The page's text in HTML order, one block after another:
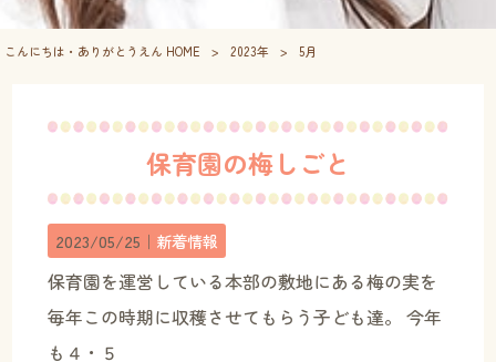
こんにちは・ありがとうえん HOME > 2023年 > 5月
保育園の梅しごと
2023/05/25｜ 新着情報
保育園を運営している本部の敷地にある梅の実を
毎年この時期に収穫させてもらう子ども達。 今年
も４・５